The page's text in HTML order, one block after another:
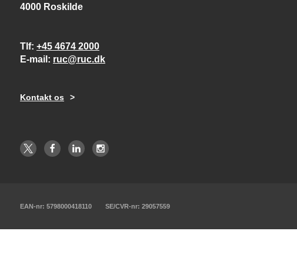
4000 Roskilde
Tlf +45 4674 2000
E-mail
ruc@ruc.dk
Kontakt os
EAN-nr: 5798000418110 SE/CVR-nr: 29057559